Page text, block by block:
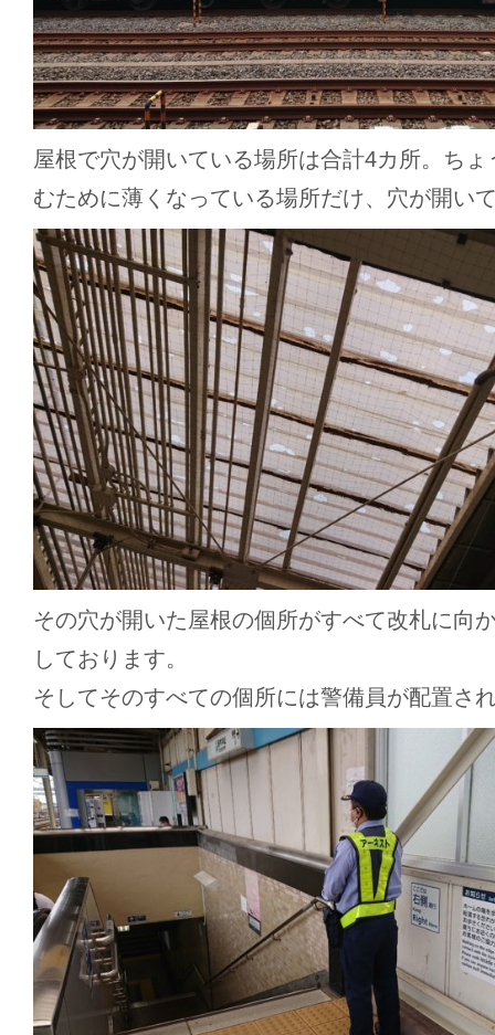
屋根で穴が開いている場所は合計4カ所。ち
むために薄くなっている場所だけ、穴が開い
その穴が開いた屋根の個所がすべて改札に向
しております。
そしてそのすべての個所には警備員が配置さ